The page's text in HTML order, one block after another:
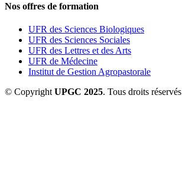
Nos offres de formation
UFR des Sciences Biologiques
UFR des Sciences Sociales
UFR des Lettres et des Arts
UFR de Médecine
Institut de Gestion Agropastorale
© Copyright UPGC 2025. Tous droits réservés